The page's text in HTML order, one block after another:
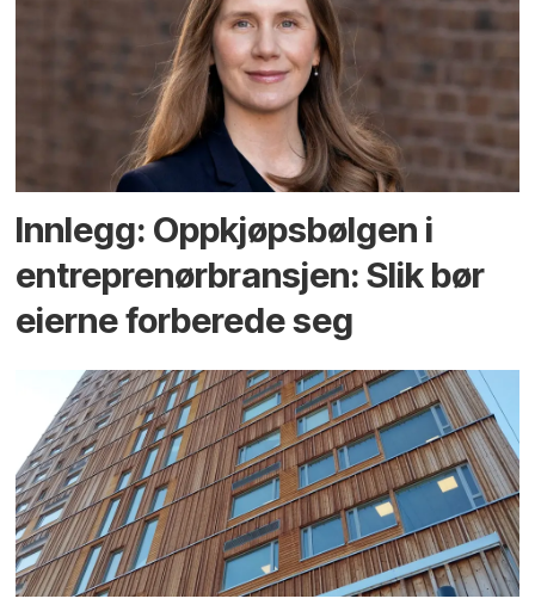
Innlegg: Oppkjøps­bølgen i
entreprenør­bransjen: Slik bør
eierne forberede seg